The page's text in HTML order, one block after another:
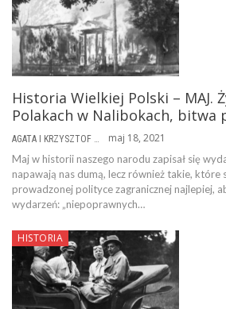
Historia Wielkiej Polski – MAJ.
Polakach w Nalibokach, bitwa
AGATA I KRZYSZTOF ŻABIERKOWIE maj 18, 2021
Maj w historii naszego narodu zapisał się
napawają nas dumą, lecz również takie, które
prowadzonej polityce zagranicznej najlepiej,
wydarzeń: „niepoprawnych…
HISTORIA